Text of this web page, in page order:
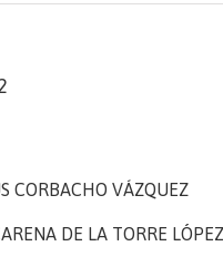
CORBACHO VÁZQUEZ
DE LA TORRE LÓPEZ